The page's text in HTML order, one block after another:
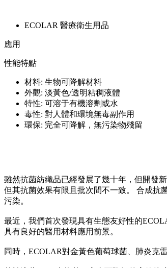
ECOLAR 醫療衛生用品
應用
性能特點
材料: 生物可降解材料
外觀: 淡黃色/透明粘稠液體
特性: 可溶于有機溶劑或水
毒性: 對人體和環境無毒副作用
環保: 完全可降解，無污染物殘留
雖然抗菌紡織品已經發展了幾十年，但開發
但其抗菌效果有限且批次間不一致。 合成抗
污染。
最近，我們首次發現具有生態友好性的
具有良好的醫用材料應用前景。
同時，ECOLAR對金黃色葡萄球菌、肺炎克